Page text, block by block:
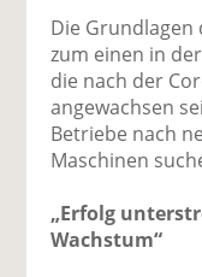
Die Grundlagen
zum einen in
die nach der
angewachsen
Betriebe nach
Maschinen
„Erfolg
Wachstum“